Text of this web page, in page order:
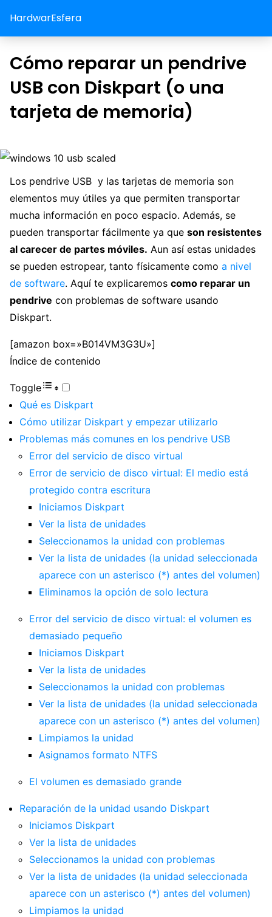
HardwarEsfera
Cómo reparar un pendrive
USB con Diskpart (o una
tarjeta de memoria)
Los pendrive USB y las tarjetas de memoria son
elementos muy útiles ya que permiten transportar
mucha información en poco espacio. Además, se
pueden transportar fácilmente ya que son resistentes
al carecer de partes móviles. Aun así estas unidades
se pueden estropear, tanto físicamente como a nivel
de software. Aquí te explicaremos como reparar un
pendrive con problemas de software usando
Diskpart.
[amazon box=»B014VM3G3U»]
Índice de contenido
Toggle
Qué es Diskpart
Cómo utilizar Diskpart y empezar utilizarlo
Problemas más comunes en los pendrive USB
Error del servicio de disco virtual
Error de servicio de disco virtual: El medio está
protegido contra escritura
Iniciamos Diskpart
Ver la lista de unidades
Seleccionamos la unidad con problemas
Ver la lista de unidades (la unidad seleccionada
aparece con un asterisco (*) antes del volumen)
Eliminamos la opción de solo lectura
Error del servicio de disco virtual: el volumen es
demasiado pequeño
Iniciamos Diskpart
Ver la lista de unidades
Seleccionamos la unidad con problemas
Ver la lista de unidades (la unidad seleccionada
aparece con un asterisco (*) antes del volumen)
Limpiamos la unidad
Asignamos formato NTFS
El volumen es demasiado grande
Reparación de la unidad usando Diskpart
Iniciamos Diskpart
Ver la lista de unidades
Seleccionamos la unidad con problemas
Ver la lista de unidades (la unidad seleccionada
aparece con un asterisco (*) antes del volumen)
Limpiamos la unidad